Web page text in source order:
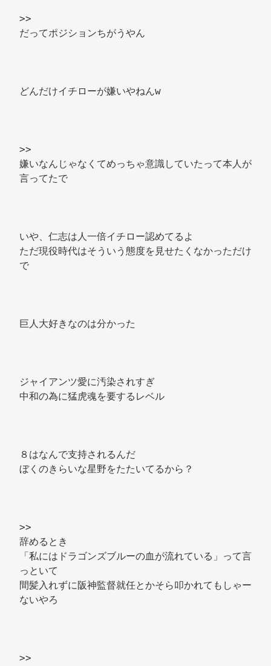
>>
だってポジションちがうやん
どんだけイチローが嫌いやねんw
>>
嫌いなんじゃなくてめっちゃ意識していたって本人が
言ってたで
いや、仁志は人一倍イチロー認めてるよ
ただ現役時代はそういう態度を見せたくなかっただけ
で
巨人大好きなのは分かった
ジャイアンツ愛に汚染されすぎ
中和の為に猛虎魂を要するレベル
８はなんで支持されるんだ
ぼくのきらいな星野をたたいてるから？
>>
辞めるとき
「私にはドラゴンズブルーの血が流れている」って言
っといて
間髪入れずに阪神監督就任とかそら叩かれてもしゃー
ないやろ
>>